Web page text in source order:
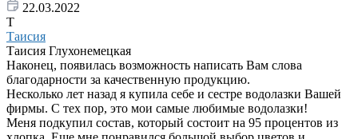
22.03.2022
Т
Таисия
Таисия Глухонемецкая
Наконец, появилась возможность написать Вам слова
благодарности за качественную продукцию.
Несколько лет назад я купила себе и сестре водолазки Вашей
фирмы. С тех пор, это мои самые любимые водолазки!
Меня подкупил состав, который состоит на 95 процентов из